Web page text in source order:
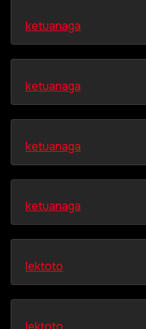
ketuanaga
ketuanaga
ketuanaga
ketuanaga
lektoto